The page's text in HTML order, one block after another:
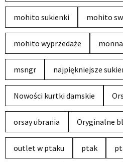
mohito sukienki mohito
mohito wyprzedaże
msngr najpiękniejsze
Nowości kurtki damskie
orsay ubrania Oryginalne
outlet w ptaku ptak